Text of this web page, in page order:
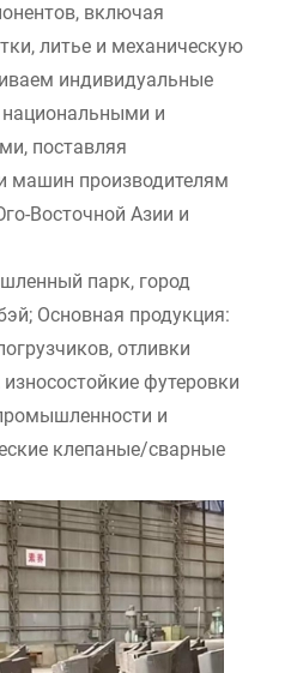
включая
литье и механическую
индивидуальные
национальными и
поставляя
машин производителям
Восточной Азии и
парк, город
Основная продукция:
отливки
футеровки
и
клепаные/сварные